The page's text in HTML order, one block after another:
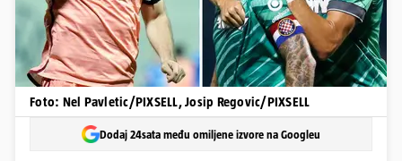
Foto: Nel Pavletic/PIXSELL, Josip Regovic/PIXSELL
Dodaj 24sata među omiljene izvore na Googleu